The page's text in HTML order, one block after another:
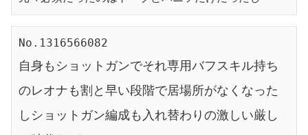
No.1316566082
自身もショットガンでそれ専用バフスキル持ち
のレオナも割と早い段階で居場所がなくなった
しショットガン編成も入れ替わりの激しい厳し